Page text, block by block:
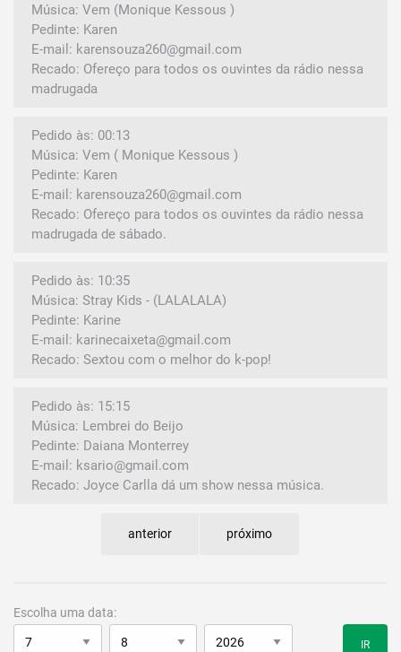
Música: Vem (Monique Kessous )
Pedinte: Karen
E-mail: karensouza260@gmail.com
Recado: Ofereço para todos os ouvintes da rádio nessa
madrugada
Pedido às: 00:13
Música: Vem ( Monique Kessous )
Pedinte: Karen
E-mail: karensouza260@gmail.com
Recado: Ofereço para todos os ouvintes da rádio nessa
madrugada de sábado.
Pedido às: 10:35
Música: Stray Kids - (LALALALA)
Pedinte: Karine
E-mail: karinecaixeta@gmail.com
Recado: Sextou com o melhor do k-pop!
Pedido às: 15:15
Música: Lembrei do Beijo
Pedinte: Daiana Monterrey
E-mail: ksario@gmail.com
Recado: Joyce Carlla dá um show nessa música.
anterior próximo
Escolha uma data:
IR